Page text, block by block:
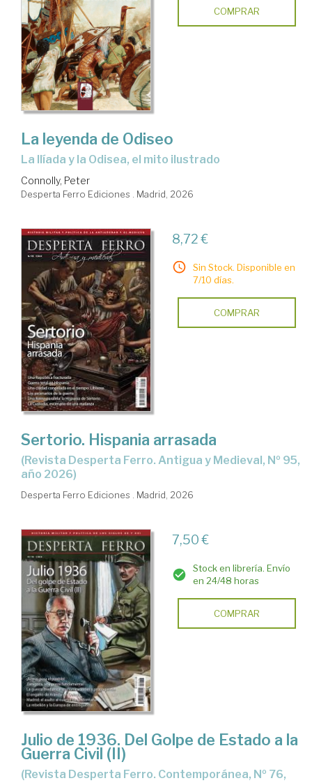
COMPRAR
La leyenda de Odiseo
La Ilíada y la Odisea, el mito ilustrado
Connolly, Peter
Desperta Ferro Ediciones . Madrid, 2026
8,72 €
Sin Stock. Disponible en
7/10 días.
COMPRAR
Sertorio. Hispania arrasada
(Revista Desperta Ferro. Antigua y Medieval, Nº 95,
año 2026)
Desperta Ferro Ediciones . Madrid, 2026
7,50 €
Stock en librería. Envío
en 24/48 horas
COMPRAR
Julio de 1936. Del Golpe de Estado a la
Guerra Civil (II)
(Revista Desperta Ferro. Contemporánea, Nº 76,